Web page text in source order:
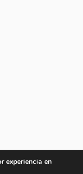
experiencia en